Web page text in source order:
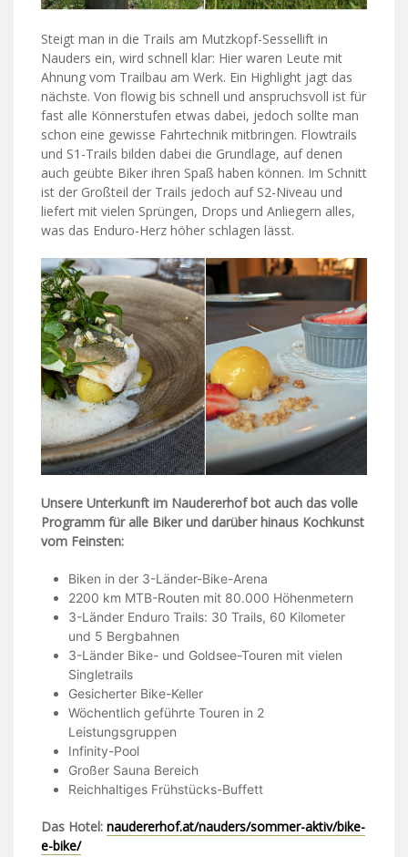
Steigt man in die Trails am Mutzkopf-Sessellift in
Nauders ein, wird schnell klar: Hier waren Leute mit
Ahnung vom Trailbau am Werk. Ein Highlight jagt das
nächste. Von flowig bis schnell und anspruchsvoll ist für
fast alle Könnerstufen etwas dabei, jedoch sollte man
schon eine gewisse Fahrtechnik mitbringen. Flowtrails
und S1-Trails bilden dabei die Grundlage, auf denen
auch geübte Biker ihren Spaß haben können. Im Schnitt
ist der Großteil der Trails jedoch auf S2-Niveau und
liefert mit vielen Sprüngen, Drops und Anliegern alles,
was das Enduro-Herz höher schlagen lässt.
Unsere Unterkunft im Naudererhof bot auch das volle
Programm für alle Biker und darüber hinaus Kochkunst
vom Feinsten:
Biken in der 3-Länder-Bike-Arena
2200 km MTB-Routen mit 80.000 Höhenmetern
3-Länder Enduro Trails: 30 Trails, 60 Kilometer
und 5 Bergbahnen
3-Länder Bike- und Goldsee-Touren mit vielen
Singletrails
Gesicherter Bike-Keller
Wöchentlich geführte Touren in 2
Leistungsgruppen
Infinity-Pool
Großer Sauna Bereich
Reichhaltiges Frühstücks-Buffett
Das Hotel: naudererhof.at/nauders/sommer-aktiv/bike-
e-bike/